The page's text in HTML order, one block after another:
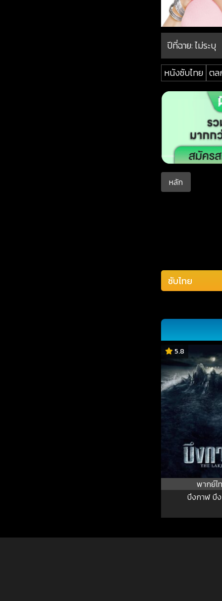
ปีที่ฉาย:ไม่ระบุ
หนังซับไทย ต
หลัก
5.8
พากย์ไ
บึงกาฬ บึ